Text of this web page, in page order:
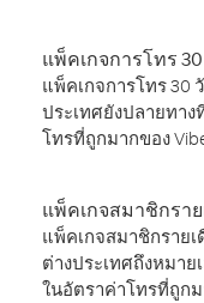
แพ็คเกจการโทร
แพ็คเกจการโทร 30
ประเทศยังปลายทา
โทรที่ถูกมากของ
แพ็คเกจสมาชิกรา
แพ็คเกจสมาชิกราย
ต่างประเทศถึงหมา
ในอัตราค่าโทรที่ถูก